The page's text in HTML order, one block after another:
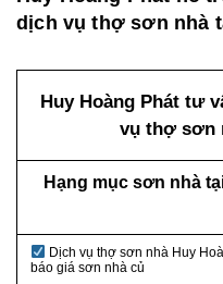
dịch vụ thợ sơn nhà
Huy Hoàng Phát tư
vụ thợ sơn
Hạng mục sơn nhà
Dịch vụ thợ sơn nhà Huy
báo giá sơn nhà củ